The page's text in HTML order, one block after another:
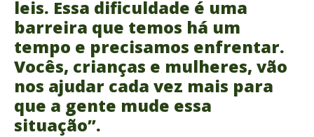
leis. Essa dificuldade é uma
barreira que temos há um
tempo e precisamos enfrentar.
Vocês, crianças e mulheres, vão
nos ajudar cada vez mais para
que a gente mude essa
situação”.